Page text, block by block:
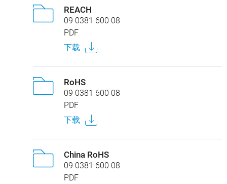
REACH
09 0381 600 08
PDF
下载
RoHS
09 0381 600 08
PDF
下载
China RoHS
09 0381 600 08
PDF